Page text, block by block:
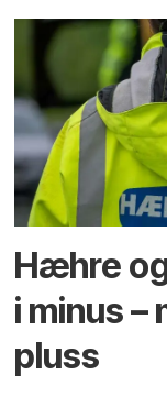
Hæhre
i minus –
pluss